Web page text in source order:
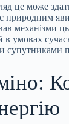
це може
природним
механізми
умовах
супутниками